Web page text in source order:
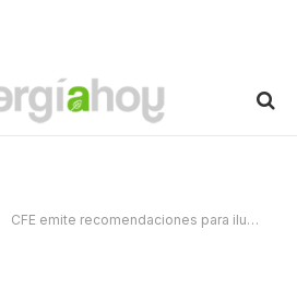
CFE emite recomendaciones para iluminar las fiestas decembrinas sin riesgos eléctricos